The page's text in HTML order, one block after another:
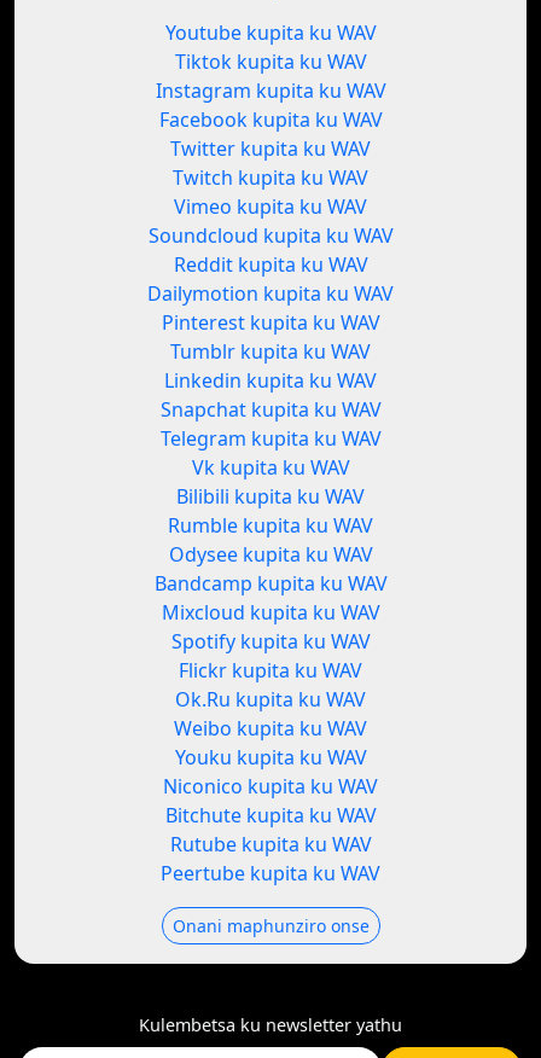
Youtube kupita ku WAV
Tiktok kupita ku WAV
Instagram kupita ku WAV
Facebook kupita ku WAV
Twitter kupita ku WAV
Twitch kupita ku WAV
Vimeo kupita ku WAV
Soundcloud kupita ku WAV
Reddit kupita ku WAV
Dailymotion kupita ku WAV
Pinterest kupita ku WAV
Tumblr kupita ku WAV
Linkedin kupita ku WAV
Snapchat kupita ku WAV
Telegram kupita ku WAV
Vk kupita ku WAV
Bilibili kupita ku WAV
Rumble kupita ku WAV
Odysee kupita ku WAV
Bandcamp kupita ku WAV
Mixcloud kupita ku WAV
Spotify kupita ku WAV
Flickr kupita ku WAV
Ok.Ru kupita ku WAV
Weibo kupita ku WAV
Youku kupita ku WAV
Niconico kupita ku WAV
Bitchute kupita ku WAV
Rutube kupita ku WAV
Peertube kupita ku WAV
Onani maphunziro onse
Kulembetsa ku newsletter yathu